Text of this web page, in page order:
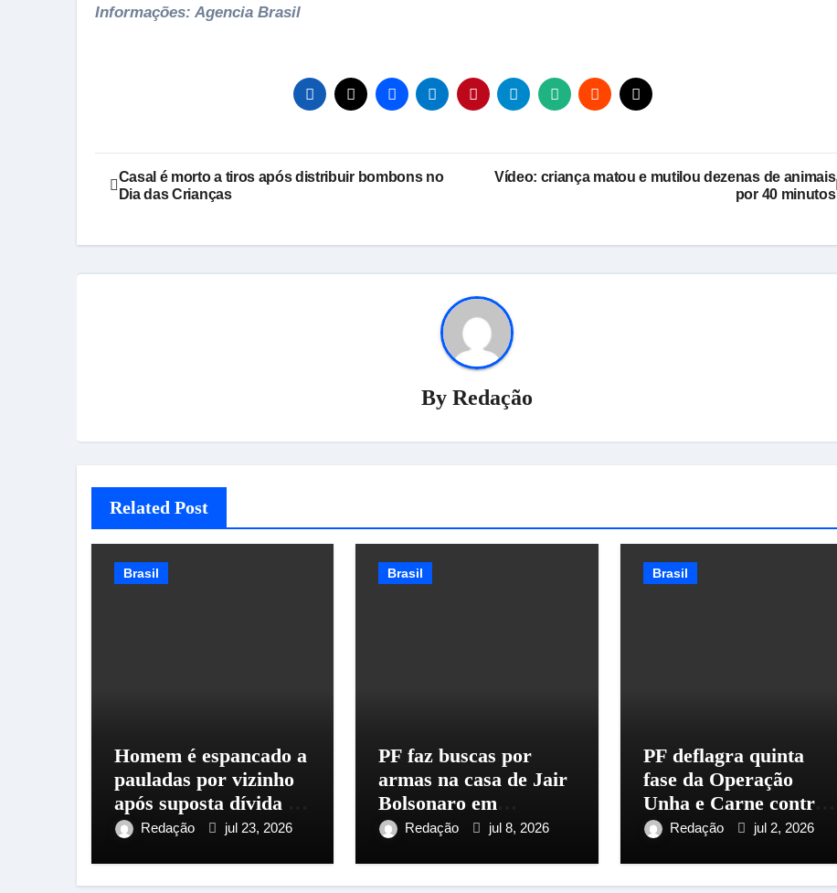
Informações: Agencia Brasil
Navegação
de
Post
Casal é morto a tiros após distribuir bombons no
Dia das Crianças
Vídeo: criança matou e mutilou dezenas de animais
por 40 minutos
By Redação
Related Post
Brasil
Homem é espancado a
pauladas por vizinho
após suposta dívida de
R$ 1,2 mil
Redação jul 23, 2026
Brasil
PF faz buscas por
armas na casa de Jair
Bolsonaro em
Brasília; defesa afirma
Redação jul 8, 2026
Brasil
PF deflagra quinta
fase da Operação
Unha e Carne contra
lavagem de dinheiro
Redação jul 2, 2026